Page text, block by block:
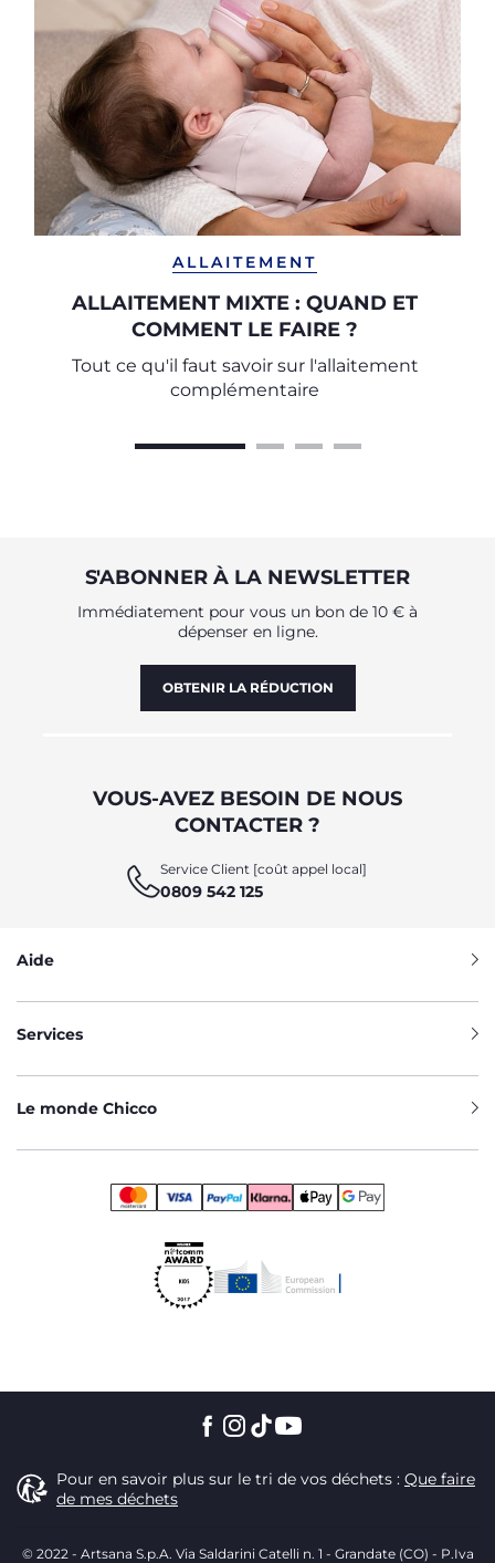
ALLAITEMENT
ALLAITEMENT MIXTE : QUAND ET
COMMENT LE FAIRE ?
Tout ce qu'il faut savoir sur l'allaitement
complémentaire
S'ABONNER À LA NEWSLETTER
Immédiatement pour vous un bon de 10 € à
dépenser en ligne.
OBTENIR LA RÉDUCTION
VOUS-AVEZ BESOIN DE NOUS
CONTACTER ?
Service Client [coût appel local]
0809 542 125
Aide
Services
Le monde Chicco
Pour en savoir plus sur le tri de vos déchets : Que faire
de mes déchets
© 2022 - Artsana S.p.A. Via Saldarini Catelli n. 1 - Grandate (CO) - P.Iva